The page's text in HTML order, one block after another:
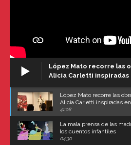
López Mato recorre las
Alicia Carletti inspiradas
López Mato recorre las
Alicia Carletti inspiradas
Carroll
41:08
La mala prensa de las
los cuentos infantiles
04:30